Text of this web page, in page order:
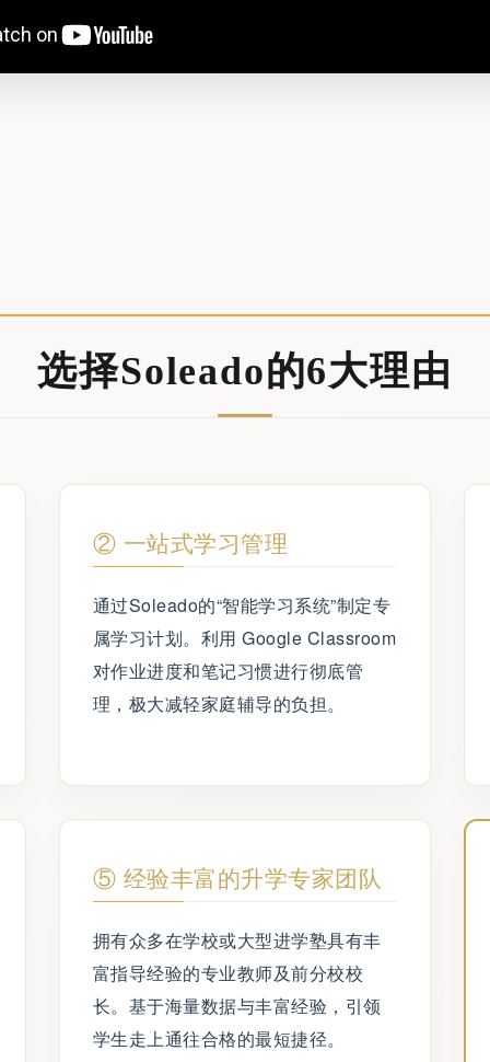
选择Soleado的6大理由
② 一站式学习管理
通过Soleado的“智能学习系统”制定专
属学习计划。利用 Google Classroom
对作业进度和笔记习惯进行彻底管
理，极大减轻家庭辅导的负担。
⑤ 经验丰富的升学专家团队
拥有众多在学校或大型进学塾具有丰
富指导经验的专业教师及前分校校
长。基于海量数据与丰富经验，引领
学生走上通往合格的最短捷径。